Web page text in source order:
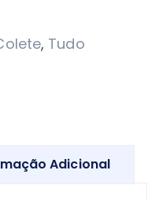
, Tudo
Adicional